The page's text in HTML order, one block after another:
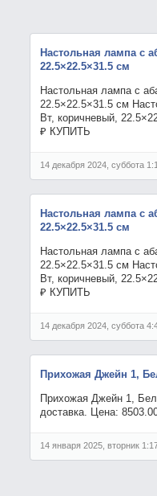
Настольная лампа с
22.5×22.5×31.5 см
Настольная лампа с
22.5×22.5×31.5 см
Вт, коричневый,
₽ КУПИТЬ
14 декабря 2024, суббота
Настольная лампа с
22.5×22.5×31.5 см
Настольная лампа с
22.5×22.5×31.5 см
Вт, коричневый,
₽ КУПИТЬ
14 декабря 2024, суббота
Прихожая Джейн 1,
Прихожая Джейн 1,
доставка. Цена:
14 января 2025, вторник